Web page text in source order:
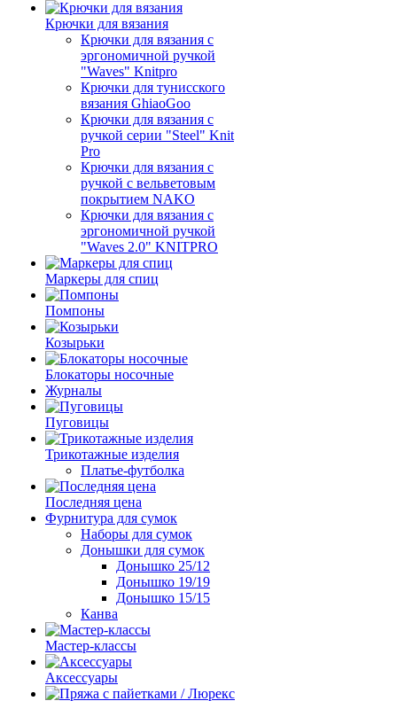
Крючки для вязания
Крючки для вязания с
эргономичной ручкой
"Waves" Knitpro
Крючки для тунисского
вязания GhiaoGoo
Крючки для вязания с
ручкой серии "Steel" Knit
Pro
Крючки для вязания с
ручкой с вельветовым
покрытием NAKO
Крючки для вязания с
эргономичной ручкой
"Waves 2.0" KNITPRO
Маркеры для спиц
Помпоны
Козырьки
Блокаторы носочные
Журналы
Пуговицы
Трикотажные изделия
Платье-футболка
Последняя цена
Фурнитура для сумок
Наборы для сумок
Донышки для сумок
Донышко 25/12
Донышко 19/19
Донышко 15/15
Канва
Мастер-классы
Аксессуары